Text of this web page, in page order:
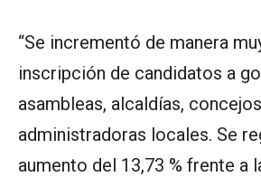
“Se incrementó de manera
inscripción de candidatos a
asambleas, alcaldías,
administradoras locales. Se
aumento del 13,73 % frente a